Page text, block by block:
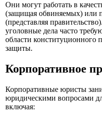
Они могут работать в
(защищая обвиняемых) или
(представляя
уголовные дела часто
области конституционного
защиты.
Корпоративное
Корпоративные юристы
юридическими вопросами
включая: